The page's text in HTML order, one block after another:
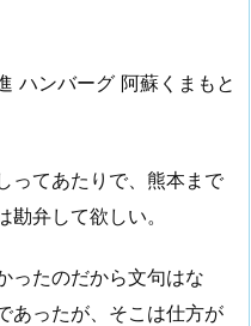
ハンバーグ 阿蘇くまもと
ってあたりで、熊本まで
弁して欲しい。
ったのだから文句はな
あったが、そこは仕方が